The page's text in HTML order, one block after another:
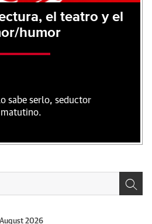
el teatro y el
humor
sabe serlo, seductor
matutino.
August 2026